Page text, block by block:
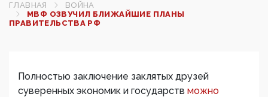
ГЛАВНАЯ
ВОЙНА
МВФ ОЗВУЧИЛ БЛИЖАЙШИЕ ПЛАНЫ
ПРАВИТЕЛЬСТВА РФ
Полностью заключение заклятых друзей
суверенных экономик и государств можно